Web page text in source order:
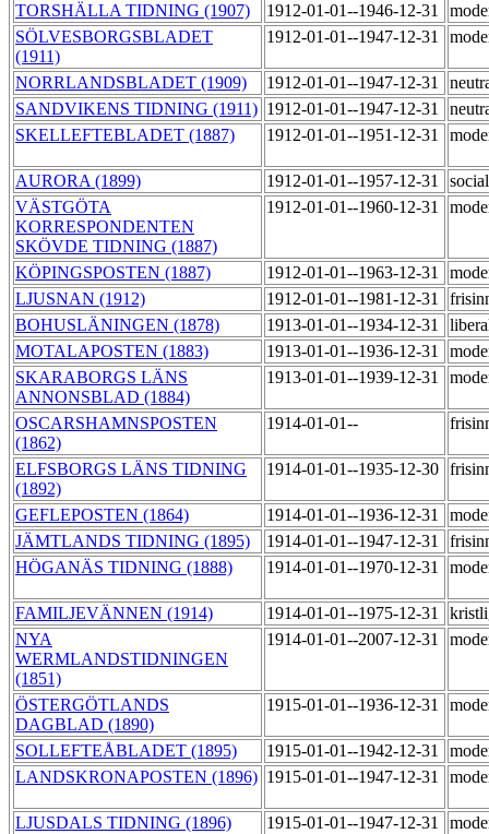
TORSHÄLLA TIDNING (1907) 1912-01-01--1946-12-31
SÖLVESBORGSBLADET
(1911)
1912-01-01--1947-12-31
NORRLANDSBLADET (1909) 1912-01-01--1947-12-31
SANDVIKENS TIDNING (1911) 1912-01-01--1947-12-31
SKELLEFTEBLADET (1887)
1912-01-01--1951-12-31
AURORA (1899) 1912-01-01--1957-12-31
VÄSTGÖTA
KORRESPONDENTEN
SKÖVDE TIDNING (1887)
1912-01-01--1960-12-31
KÖPINGSPOSTEN (1887) 1912-01-01--1963-12-31
LJUSNAN (1912)
1912-01-01--1981-12-31
BOHUSLÄNINGEN (1878)
1913-01-01--1934-12-31
MOTALAPOSTEN (1883)
1913-01-01--1936-12-31
SKARABORGS LÄNS
ANNONSBLAD (1884)
1913-01-01--1939-12-31
OSCARSHAMNSPOSTEN
(1862)
1914-01-01--
ELFSBORGS LÄNS TIDNING
(1892)
1914-01-01--1935-12-30
GEFLEPOSTEN (1864) 1914-01-01--1936-12-31
JÄMTLANDS TIDNING (1895)
1914-01-01--1947-12-31
HÖGANÄS TIDNING (1888)
1914-01-01--1970-12-31
FAMILJEVÄNNEN (1914) 1914-01-01--1975-12-31
NYA
WERMLANDSTIDNINGEN
(1851)
1914-01-01--2007-12-31
ÖSTERGÖTLANDS
DAGBLAD (1890)
1915-01-01--1936-12-31
SOLLEFTEÅBLADET (1895) 1915-01-01--1942-12-31
LANDSKRONAPOSTEN (1896) 1915-01-01--1947-12-31
LJUSDALS TIDNING (1896) 1915-01-01--1947-12-31